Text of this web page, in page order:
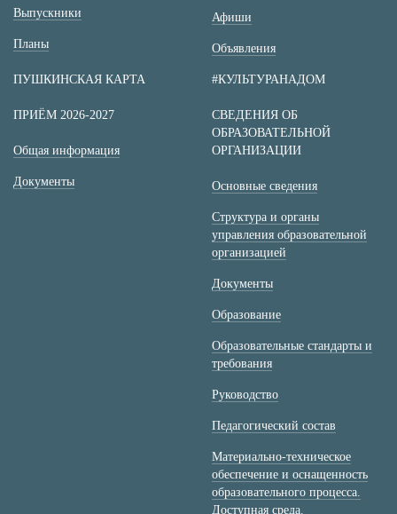
Выпускники
Планы
Афиши
Объявления
ПУШКИНСКАЯ КАРТА #КУЛЬТУРАНАДОМ
ПРИЁМ 2026-2027
Общая информация
Документы
СВЕДЕНИЯ ОБ
ОБРАЗОВАТЕЛЬНОЙ
ОРГАНИЗАЦИИ
Основные сведения
Структура и органы
управления образовательной
организацией
Документы
Образование
Образовательные стандарты и
требования
Руководство
Педагогический состав
Материально-техническое
обеспечение и оснащенность
образовательного процесса.
Доступная среда.